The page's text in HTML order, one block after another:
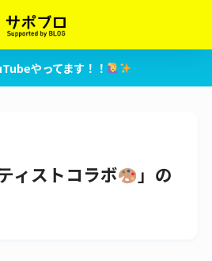
やってます！！
ィストコラボ
」の